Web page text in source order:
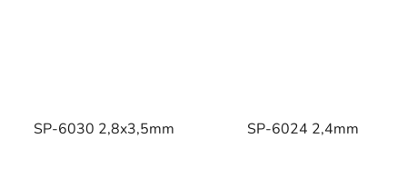
SP-6030 2,8x3,5mm SP-6024 2,4mm